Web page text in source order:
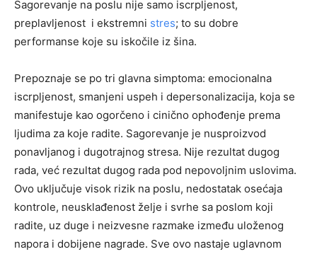
Sagorevanje na poslu nije samo iscrpljenost,
preplavljenost i ekstremni stres; to su dobre
performanse koje su iskočile iz šina.
Prepoznaje se po tri glavna simptoma: emocionalna
iscrpljenost, smanjeni uspeh i depersonalizacija, koja se
manifestuje kao ogorčeno i cinično ophođenje prema
ljudima za koje radite. Sagorevanje je nusproizvod
ponavljanog i dugotrajnog stresa. Nije rezultat dugog
rada, već rezultat dugog rada pod nepovoljnim uslovima.
Ovo uključuje visok rizik na poslu, nedostatak osećaja
kontrole, neusklađenost želje i svrhe sa poslom koji
radite, uz duge i neizvesne razmake između uloženog
napora i dobijene nagrade. Sve ovo nastaje uglavnom